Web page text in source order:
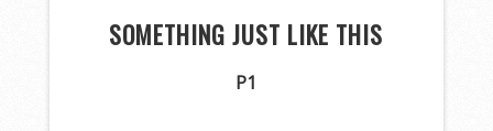
SOMETHING JUST LIKE THIS
P1